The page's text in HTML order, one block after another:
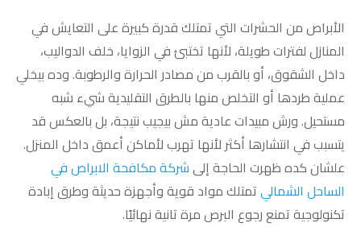
الأبراص من الحشرات التي تمتلك قدرة كبيرة على التعايش في
المنازل لفترات طويلة، لأنها تختبئ في الزوايا، خلف الدواليب،
داخل الشقوق، أو بالقرب من مصادر الحرارة والرطوبة. وده بيخلي
عملية طردها أو التخلص منها بالطرق التقليدية شيء شبه
مستحيل. ورش مبيدات عادية مش بيجيب نتيجة، بل بالعكس قد
يتسبب في انتشارها أكثر لأنها تهرب لأماكن أعمق داخل المنزل.
علشان كده ظهرت الحاجة إلىشركة مكافحة الابراص في
الساحل الشماليتمتلك مواد قوية وأجهزة حديثة وطرق إبادة
تكنولوجية تمنع رجوع البرص مرة تانية نهائيًا.